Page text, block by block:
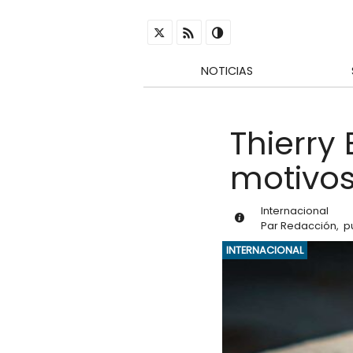
NOTICIAS
Thierry
Internacional
ParRedacción,
INTERNACIONAL